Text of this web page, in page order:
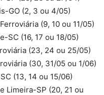
GO (2, 3 ou 4/05)
(9, 10 ou 11/05)
SC (16, 17 ou 18/05)
(23, 24 ou 25/05)
(30, 31/05 ou 1/06)
(13, 14 ou 15/06)
Limeira-SP (20, 21 ou